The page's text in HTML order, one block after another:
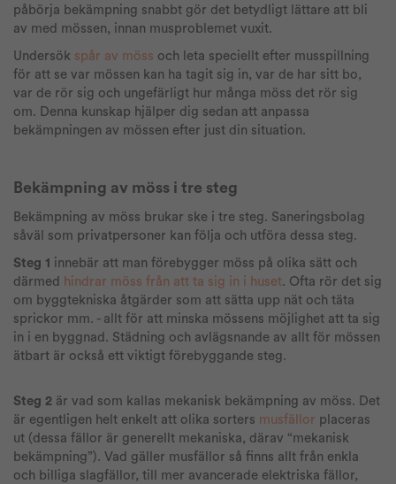
påbörja bekämpning snabbt gör det betydligt lättare att bli
av med mössen, innan musproblemet vuxit.
Undersök spår av möss och leta speciellt efter musspillning
för att se var mössen kan ha tagit sig in, var de har sitt bo,
var de rör sig och ungefärligt hur många möss det rör sig
om. Denna kunskap hjälper dig sedan att anpassa
bekämpningen av mössen efter just din situation.
Bekämpning av möss i tre steg
Bekämpning av möss brukar ske i tre steg. Saneringsbolag
såväl som privatpersoner kan följa och utföra dessa steg.
Steg 1 innebär att man förebygger möss på olika sätt och
därmed
hindrar möss från att ta sig in i huset. Ofta rör det sig
om byggtekniska åtgärder som att sätta upp nät och täta
sprickor mm. - allt för att minska mössens möjlighet att ta sig
in i en byggnad. Städning och avlägsnande av allt för mössen
ätbart är också ett viktigt förebyggande steg.
Steg 2 är vad som kallas mekanisk bekämpning av möss. Det
är egentligen helt enkelt att olika sorters musfällor placeras
ut (dessa fällor är generellt mekaniska, därav “mekanisk
bekämpning”). Vad gäller musfällor så finns allt från enkla
och billiga slagfällor, till mer avancerade elektriska fällor,